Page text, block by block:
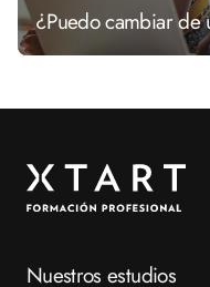
¿Puedo cambiar de
Nuestros estudios